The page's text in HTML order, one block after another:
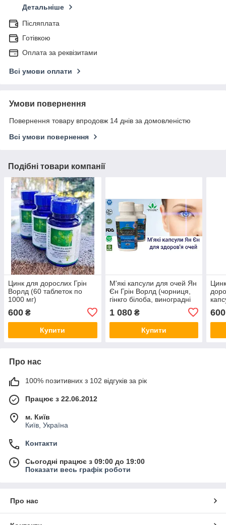
Детальніше
Післяплата
Готівкою
Оплата за реквізитами
Всі умови оплати
Умови повернення
Повернення товару впродовж 14 днів за домовленістю
Всі умови повернення
Подібні товари компанії
Цинк для дорослих Грін
Ворлд (60 таблеток по
1000 мг)
600 ₴
Купити
М'які капсули для очей Ян
Єн Грін Ворлд (чорниця,
гінкго білоба, виноградні
кісточки) 100 кап. по 800
мг
1 080₴
Купити
600
Про нас
100% позитивних з 102 відгуків за рік
Працює з 22.06.2012
м. Київ
Київ, Україна
Контакти
Сьогодні працює з 09:00 до 19:00
Показати весь графік роботи
Про нас